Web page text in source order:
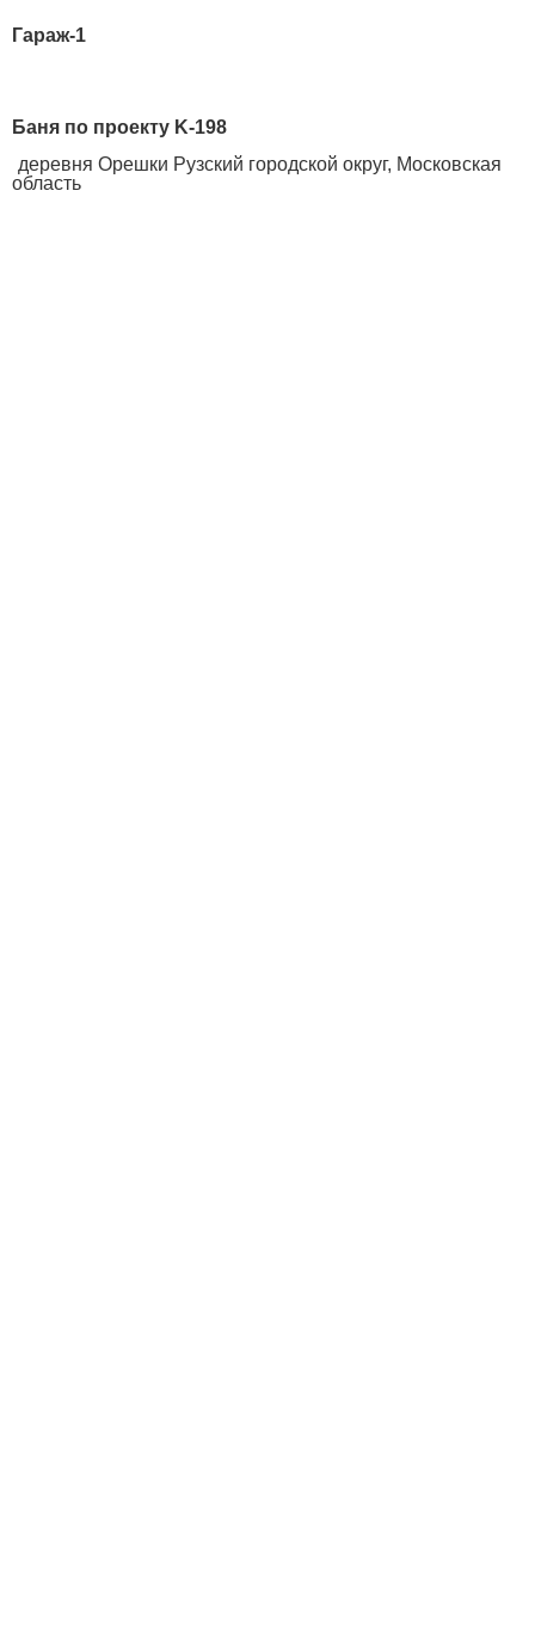
Гараж-1
Баня по проекту K-198
деревня Орешки Рузский городской округ, Московская
область